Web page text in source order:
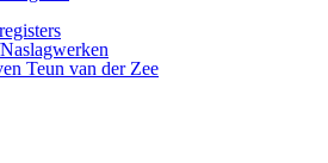
Teun van der Zee